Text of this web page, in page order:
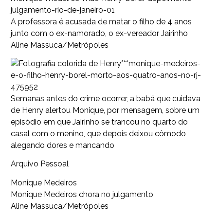
julgamento-rio-de-janeiro-01
A professora é acusada de matar o filho de 4 anos
junto com o ex-namorado, o ex-vereador Jairinho
Aline Massuca/Metrópoles
***monique-medeiros-
e-o-filho-henry-borel-morto-aos-quatro-anos-no-rj-
475952
Semanas antes do crime ocorrer, a babá que cuidava
de Henry alertou Monique, por mensagem, sobre um
episódio em que Jairinho se trancou no quarto do
casal com o menino, que depois deixou cômodo
alegando dores e mancando
Arquivo Pessoal
Monique Medeiros
Monique Medeiros chora no julgamento
Aline Massuca/Metrópoles